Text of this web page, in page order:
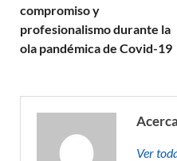
compromiso y
profesionalismo durante la
ola pandémica de Covid-19
Ver